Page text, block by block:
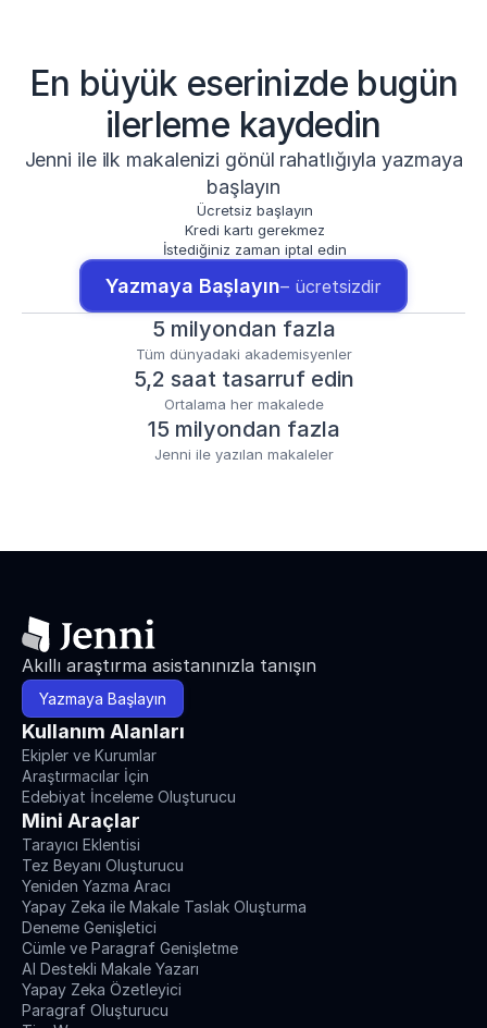
En büyük eserinizde bugün
ilerleme kaydedin
Jenni ile ilk makalenizi gönül rahatlığıyla yazmaya
başlayın
Ücretsiz başlayın
Kredi kartı gerekmez
İstediğiniz zaman iptal edin
Yazmaya Başlayın– ücretsizdir
5 milyondan fazla
Tüm dünyadaki akademisyenler
5,2 saat tasarruf edin
Ortalama her makalede
15 milyondan fazla
Jenni ile yazılan makaleler
Akıllı araştırma asistanınızla tanışın
Yazmaya Başlayın
Kullanım Alanları
Ekipler ve Kurumlar
Araştırmacılar İçin
Edebiyat İnceleme Oluşturucu
Mini Araçlar
Tarayıcı Eklentisi
Tez Beyanı Oluşturucu
Yeniden Yazma Aracı
Yapay Zeka ile Makale Taslak Oluşturma
Deneme Genişletici
Cümle ve Paragraf Genişletme
AI Destekli Makale Yazarı
Yapay Zeka Özetleyici
Paragraf Oluşturucu